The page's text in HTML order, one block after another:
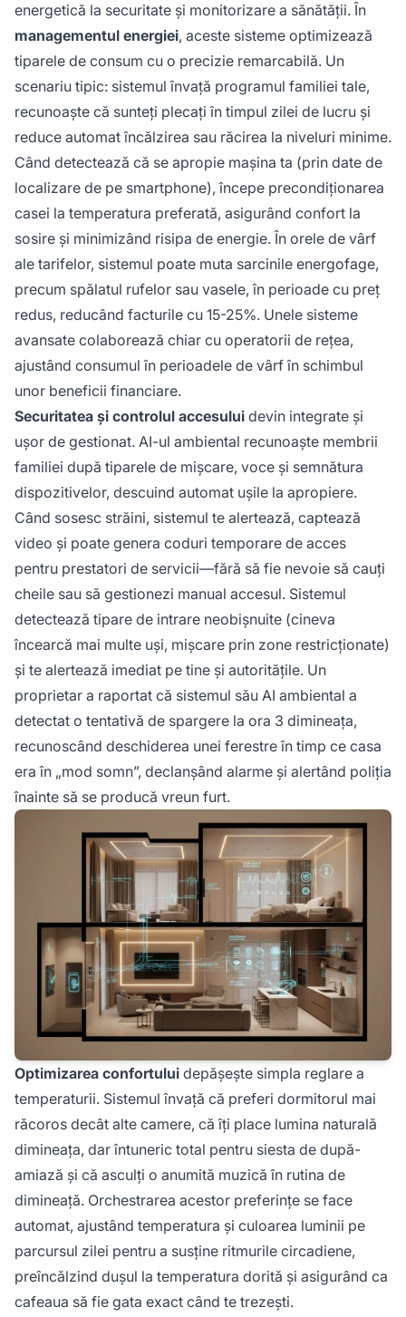
energetică la securitate și monitorizare a sănătății. În
managementul energiei, aceste sisteme optimizează
tiparele de consum cu o precizie remarcabilă. Un
scenariu tipic: sistemul învață programul familiei tale,
recunoaște că sunteți plecați în timpul zilei de lucru și
reduce automat încălzirea sau răcirea la niveluri minime.
Când detectează că se apropie mașina ta (prin date de
localizare de pe smartphone), începe precondiționarea
casei la temperatura preferată, asigurând confort la
sosire și minimizând risipa de energie. În orele de vârf
ale tarifelor, sistemul poate muta sarcinile energofage,
precum spălatul rufelor sau vasele, în perioade cu preț
redus, reducând facturile cu 15-25%. Unele sisteme
avansate colaborează chiar cu operatorii de rețea,
ajustând consumul în perioadele de vârf în schimbul
unor beneficii financiare.
Securitatea și controlul accesului devin integrate și
ușor de gestionat. AI-ul ambiental recunoaște membrii
familiei după tiparele de mișcare, voce și semnătura
dispozitivelor, descuind automat ușile la apropiere.
Când sosesc străini, sistemul te alertează, captează
video și poate genera coduri temporare de acces
pentru prestatori de servicii—fără să fie nevoie să cauți
cheile sau să gestionezi manual accesul. Sistemul
detectează tipare de intrare neobișnuite (cineva
încearcă mai multe uși, mișcare prin zone restricționate)
și te alertează imediat pe tine și autoritățile. Un
proprietar a raportat că sistemul său AI ambiental a
detectat o tentativă de spargere la ora 3 dimineața,
recunoscând deschiderea unei ferestre în timp ce casa
era în „mod somn”, declanșând alarme și alertând poliția
înainte să se producă vreun furt.
Optimizarea confortului depășește simpla reglare a
temperaturii. Sistemul învață că preferi dormitorul mai
răcoros decât alte camere, că îți place lumina naturală
dimineața, dar întuneric total pentru siesta de după-
amiază și că asculți o anumită muzică în rutina de
dimineață. Orchestrarea acestor preferințe se face
automat, ajustând temperatura și culoarea luminii pe
parcursul zilei pentru a susține ritmurile circadiene,
preîncălzind dușul la temperatura dorită și asigurând ca
cafeaua să fie gata exact când te trezești.